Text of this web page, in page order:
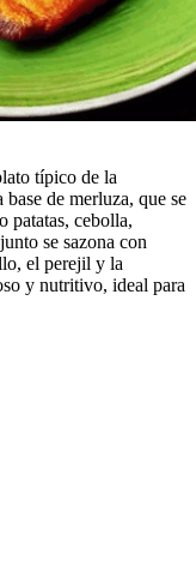
típico de la
de merluza, que se
patatas, cebolla,
se sazona con
el perejil y la
y nutritivo, ideal para